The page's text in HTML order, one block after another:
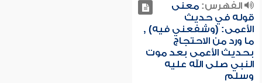
الفهرس:معنى
قوله في حديث
الأعمى: (وشفعني فيه) ,
ما ورد من الاحتجاج
بحديث الأعمى بعد موت
النبي صلى الله عليه
وسلم